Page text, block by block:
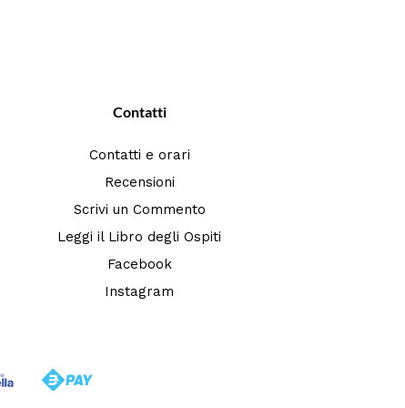
Contatti
Contatti e orari
Recensioni
Scrivi un Commento
Leggi il Libro degli Ospiti
Facebook
Instagram